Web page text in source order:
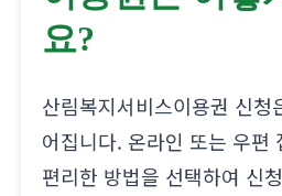
요?
산림복지서비스이용권 신청
어집니다. 온라인 또는 우편
편리한 방법을 선택하여 신